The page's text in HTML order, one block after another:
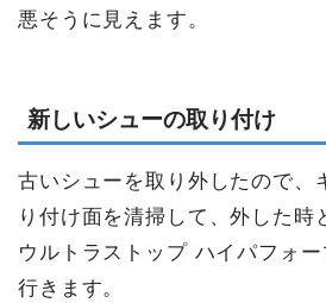
悪そうに見えます。
新しいシューの取り付け
古いシューを取り外したので、
り付け面を清掃して、外した時
ウルトラストップ ハイパフォ
行きます。